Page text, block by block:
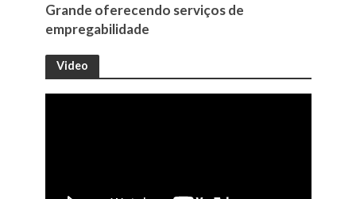
Grande oferecendo serviços de
empregabilidade
Video